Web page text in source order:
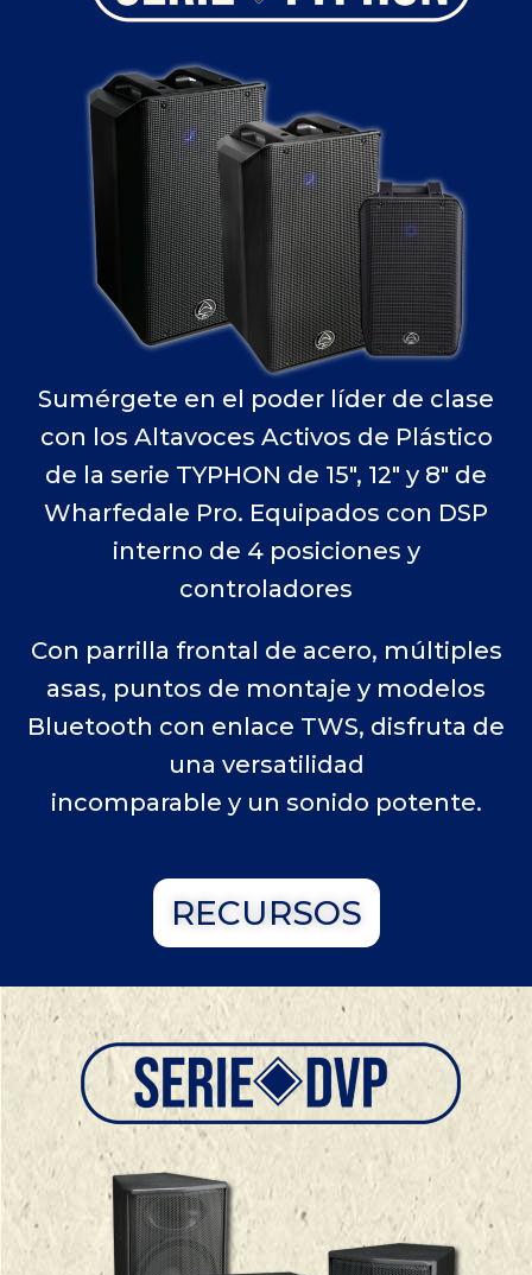
Sumérgete en el poder líder de clase
con los Altavoces Activos de Plástico
de la serie TYPHON de 15″, 12″ y 8″ de
Wharfedale Pro. Equipados con DSP
interno de 4 posiciones y
controladores
Con parrilla frontal de acero, múltiples
asas, puntos de montaje y modelos
Bluetooth con enlace TWS, disfruta de
una versatilidad
incomparable y un sonido potente.
RECURSOS